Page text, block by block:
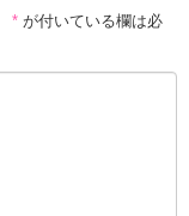
* が付いている欄は必